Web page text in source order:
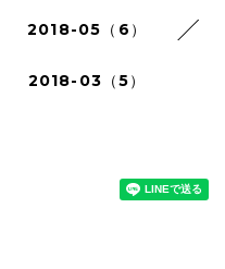
2018-05（6）
2018-03（5）